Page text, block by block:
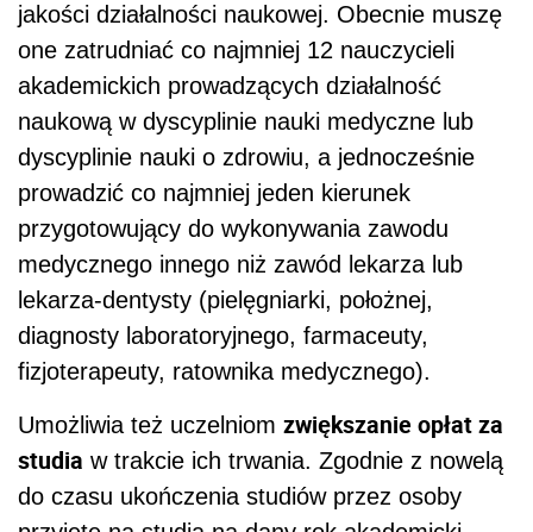
jakości działalności naukowej. Obecnie muszę
one zatrudniać co najmniej 12 nauczycieli
akademickich prowadzących działalność
naukową w dyscyplinie nauki medyczne lub
dyscyplinie nauki o zdrowiu, a jednocześnie
prowadzić co najmniej jeden kierunek
przygotowujący do wykonywania zawodu
medycznego innego niż zawód lekarza lub
lekarza-dentysty (pielęgniarki, położnej,
diagnosty laboratoryjnego, farmaceuty,
fizjoterapeuty, ratownika medycznego).
Umożliwia też uczelniom zwiększanie opłat za
studia w trakcie ich trwania. Zgodnie z nowelą
do czasu ukończenia studiów przez osoby